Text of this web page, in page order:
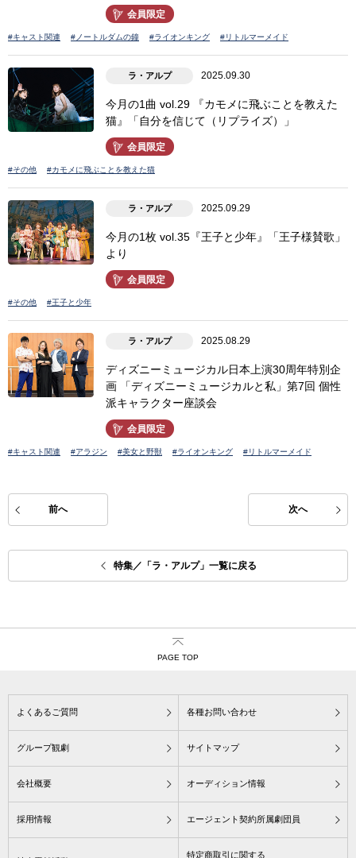
会員限定
#キャスト関連 #ノートルダムの鐘 #ライオンキング #リトルマーメイド
ラ・アルプ 2025.09.30
今月の1曲 vol.29 『カモメに飛ぶことを教えた
猫』「自分を信じて（リプライズ）」
会員限定
#その他 #カモメに飛ぶことを教えた猫
ラ・アルプ 2025.09.29
今月の1枚 vol.35『王子と少年』「王子様賛歌」
より
会員限定
#その他 #王子と少年
ラ・アルプ 2025.08.29
ディズニーミュージカル日本上演30周年特別企
画 「ディズニーミュージカルと私」第7回 個性
派キャラクター座談会
会員限定
#キャスト関連 #アラジン #美女と野獣 #ライオンキング #リトルマーメイド
前へ 次へ
特集／「ラ・アルプ」一覧に戻る
PAGE TOP
よくあるご質問 各種お問い合わせ
グループ観劇 サイトマップ
会社概要 オーディション情報
採用情報 エージェント契約所属劇団員
特定商取引に関する